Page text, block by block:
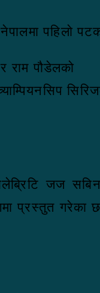
पहिलो
राम पौडेलको
जज
प्रस्तुत गरेका